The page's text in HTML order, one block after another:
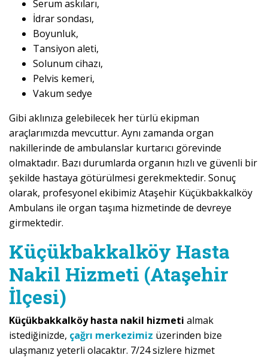
Serum askıları,
İdrar sondası,
Boyunluk,
Tansiyon aleti,
Solunum cihazı,
Pelvis kemeri,
Vakum sedye
Gibi aklınıza gelebilecek her türlü ekipman
araçlarımızda mevcuttur. Aynı zamanda organ
nakillerinde de ambulanslar kurtarıcı görevinde
olmaktadır. Bazı durumlarda organın hızlı ve güvenli bir
şekilde hastaya götürülmesi gerekmektedir. Sonuç
olarak, profesyonel ekibimiz Ataşehir Küçükbakkalköy
Ambulans ile organ taşıma hizmetinde de devreye
girmektedir.
Küçükbakkalköy Hasta
Nakil Hizmeti (Ataşehir
İlçesi)
Küçükbakkalköy hasta nakil hizmeti almak
istediğinizde, çağrı merkezimiz üzerinden bize
ulaşmanız yeterli olacaktır. 7/24 sizlere hizmet